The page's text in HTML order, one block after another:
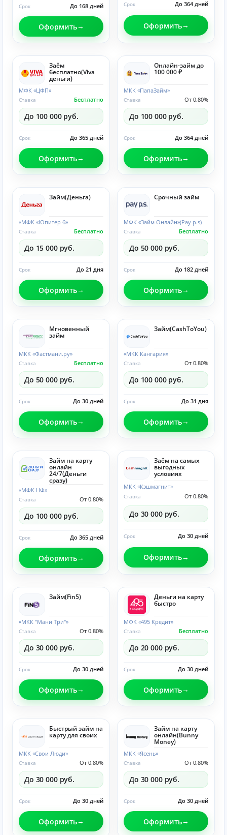
До 168 дней
Срок
Оформить
До 364 дней
Срок
Оформить
Заём
бесплатно(Viva
деньги)
МФК «ЦФП»
Бесплатно
Ставка
До 100 000 руб.
До 365 дней
Срок
Оформить
Онлайн-займ до
100 000 ₽
МКК «ПапаЗайм»
От 0.80%
Ставка
До 100 000 руб.
До 364 дней
Срок
Оформить
Займ(Деньга)
«МФК «Юпитер 6»
Бесплатно
Ставка
До 15 000 руб.
До 21 дня
Срок
Оформить
Срочный займ
МФК «Займ Онлайн»(Pay p.s)
Бесплатно
Ставка
До 50 000 руб.
До 182 дней
Срок
Оформить
Мгновенный
займ
МКК «Фастмани.ру»
Бесплатно
Ставка
До 50 000 руб.
До 30 дней
Срок
Оформить
Займ(CashToYou)
«МКК Кангария»
От 0.80%
Ставка
До 100 000 руб.
До 31 дня
Срок
Оформить
Займ на карту
онлайн
24/7(Деньги
сразу)
«МФК НФ»
От 0.80%
Ставка
До 100 000 руб.
До 365 дней
Срок
Оформить
Заём на самых
выгодных
условиях
МКК «Кэшмагнит»
От 0.80%
Ставка
До 30 000 руб.
До 30 дней
Срок
Оформить
Займ(Fin5)
«МКК "Мани Три"»
От 0.80%
Ставка
До 30 000 руб.
До 30 дней
Срок
Оформить
Деньги на карту
быстро
МФК «495 Кредит»
Бесплатно
Ставка
До 20 000 руб.
До 30 дней
Срок
Оформить
Быстрый займ на
карту для своих
МКК «Свои Люди»
От 0.80%
Ставка
До 30 000 руб.
До 30 дней
Срок
Оформить
Займ на карту
онлайн(Bunny
Money)
МКК «Ясень»
От 0.80%
Ставка
До 30 000 руб.
До 30 дней
Срок
Оформить